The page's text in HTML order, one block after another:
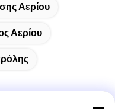
Αερίου
Αερίου